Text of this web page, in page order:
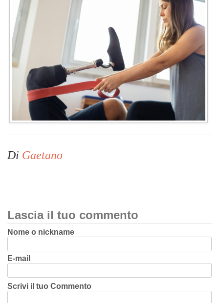
Di Gaetano
Lascia il tuo commento
Nome o nickname
E-mail
Scrivi il tuo Commento